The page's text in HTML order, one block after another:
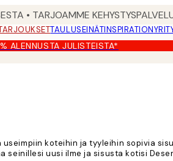
• TARJOAMME
TAULUSEINÄTINSPIRATION
ALENNUSTA JULISTEISTA*
koteihin ja tyyleihin sopivia
uusi ilme ja sisusta kotisi